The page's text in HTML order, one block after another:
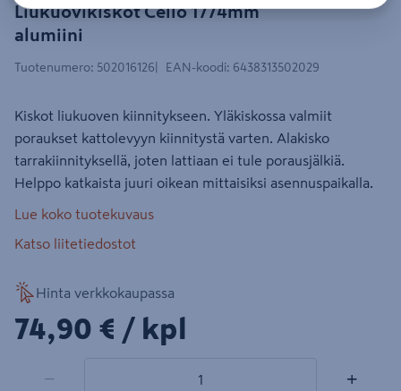
Liukuovikiskot Cello 1774mm
alumiini
Tuotenumero: 502016126 EAN-koodi: 6438313502029
Kiskot liukuoven kiinnitykseen. Yläkiskossa valmiit
poraukset kattolevyyn kiinnitystä varten. Alakisko
tarrakiinnityksellä, joten lattiaan ei tule porausjälkiä.
Helppo katkaista juuri oikean mittaisiksi asennuspaikalla.
Lue koko tuotekuvaus
Katso liitetiedostot
Hinta verkkokaupassa
74,90€/kpl
74,90 € / kpl
− +